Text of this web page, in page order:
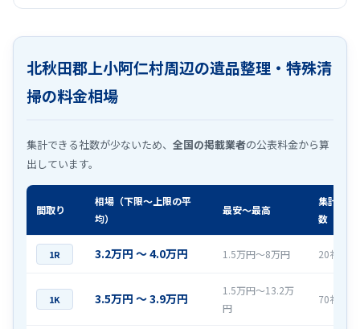
北秋田郡上小阿仁村周辺の遺品整理・特殊清
掃の料金相場
集計できる社数が少ないため、 全国の掲載業者の公表料金から算
出しています。
間取り
相場（下限〜上限の平
均）
最安〜最高
集計社
数
1R 3.2万円 〜 4.0万円 1.5万円〜8万円 20社
1K 3.5万円 〜 3.9万円
1.5万円〜13.2万
円
70社